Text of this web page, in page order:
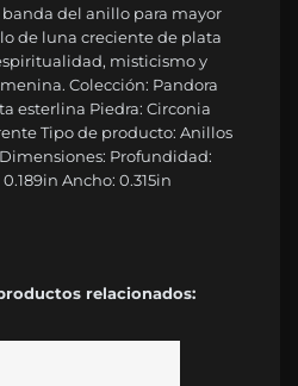
del anillo para mayor
de luna creciente de plata
misticismo y
Colección: Pandora
esterlina Piedra: Circonia
Tipo de producto: Anillos
Dimensiones: Profundidad:
Ancho: 0.315in
relacionados: